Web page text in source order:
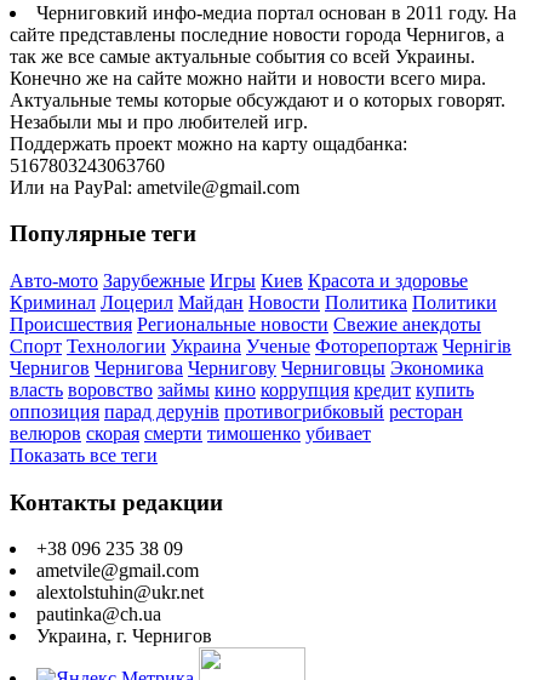
Черниговкий инфо-медиа портал основан в 2011 году. На
сайте представлены последние новости города Чернигов, а
так же все самые актуальные события со всей Украины.
Конечно же на сайте можно найти и новости всего мира.
Актуальные темы которые обсуждают и о которых говорят.
Незабыли мы и про любителей игр.
Поддержать проект можно на карту ощадбанка:
5167803243063760
Или на PayPal: ametvile@gmail.com
Популярные теги
Авто-мото Зарубежные Игры Киев Красота и здоровье
Криминал Лоцерил Майдан Новости Политика Политики
Происшествия Региональные новости Свежие анекдоты
Спорт Технологии Украина Ученые Фоторепортаж Чернігів
Чернигов Чернигова Чернигову Черниговцы Экономика
власть воровство займы кино коррупция кредит купить
оппозиция парад дерунів противогрибковый ресторан
велюров скорая смерти тимошенко убивает
Показать все теги
Контакты редакции
+38 096 235 38 09
ametvile@gmail.com
alextolstuhin@ukr.net
pautinka@ch.ua
Украина, г. Чернигов